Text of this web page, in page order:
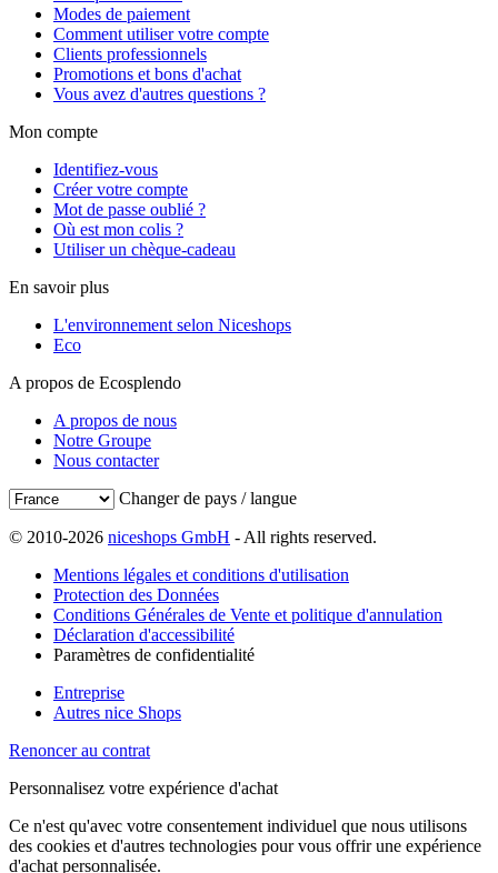
Modes de paiement
Comment utiliser votre compte
Clients professionnels
Promotions et bons d'achat
Vous avez d'autres questions ?
Mon compte
Identifiez-vous
Créer votre compte
Mot de passe oublié ?
Où est mon colis ?
Utiliser un chèque-cadeau
En savoir plus
L'environnement selon Niceshops
Eco
A propos de Ecosplendo
A propos de nous
Notre Groupe
Nous contacter
Changer de pays / langue
© 2010-2026 niceshops GmbH - All rights reserved.
Mentions légales et conditions d'utilisation
Protection des Données
Conditions Générales de Vente et politique d'annulation
Déclaration d'accessibilité
Paramètres de confidentialité
Entreprise
Autres nice Shops
Renoncer au contrat
Personnalisez votre expérience d'achat
Ce n'est qu'avec votre consentement individuel que nous utilisons
des cookies et d'autres technologies pour vous offrir une expérience
d'achat personnalisée.